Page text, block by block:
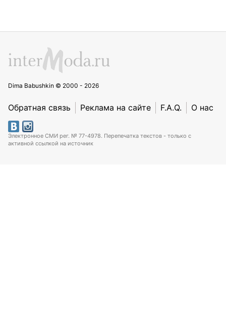
Dima Babushkin © 2000 - 2026
Обратная связь Реклама на сайте F.A.Q. О нас
Электронное СМИ рег. № 77-4978. Перепечатка текстов - только с
активной ссылкой на источник